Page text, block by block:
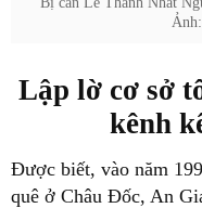
Lập lờ cơ sở
kênh
Được biết, vào năm
quê ở Châu Đốc, An